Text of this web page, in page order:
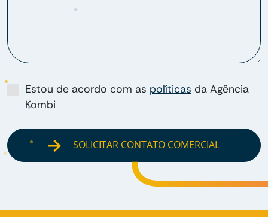
Estou de acordo com as políticas da Agência
Kombi
SOLICITAR CONTATO COMERCIAL